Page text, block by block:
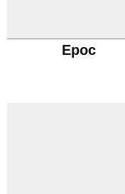
Epoc